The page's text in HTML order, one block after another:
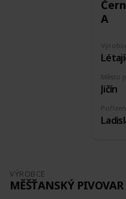
A
Výrobce
Město
Jičín
VÝROBCE
MĚŠŤANSKÝ